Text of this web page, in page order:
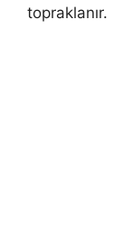
topraklanır.